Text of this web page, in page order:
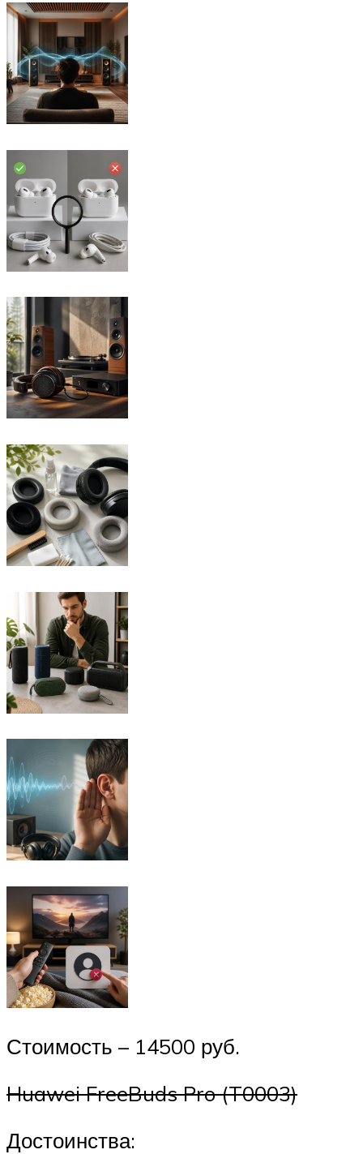
Стоимость – 14500 руб.
Huawei FreeBuds Pro (T0003)
Достоинства: